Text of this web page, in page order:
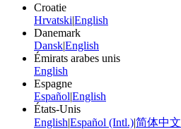
Croatie
Hrvatski|English
Danemark
Dansk|English
Émirats arabes unis
English
Espagne
Español|English
États-Unis
English|Español (Intl.)|简体中文